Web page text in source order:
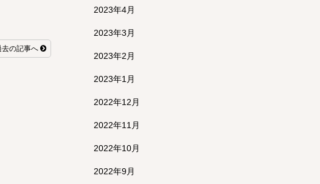
去の記事へ
2023年4月
2023年3月
2023年2月
2023年1月
2022年12月
2022年11月
2022年10月
2022年9月